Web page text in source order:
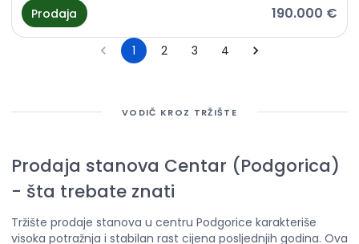
Prodaja 190.000 €
1 2 3 4
VODIČ KROZ TRŽIŠTE
Prodaja stanova Centar (Podgorica)
- šta trebate znati
Tržište prodaje stanova u centru Podgorice karakteriše
visoka potražnja i stabilan rast cijena posljednjih godina. Ova